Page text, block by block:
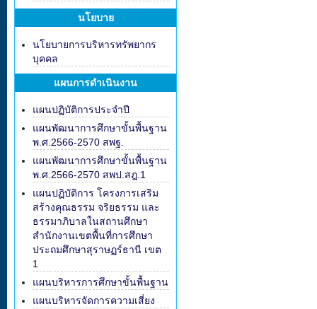
นโยบาย
นโยบายการบริหารทรัพยากร
บุคคล
แผนการดำเนินงาน
แผนปฏิบัติการประจำปี
แผนพัฒนาการศึกษาขั้นพื้นฐาน
พ.ศ.2566-2570 สพฐ.
แผนพัฒนาการศึกษาขั้นพื้นฐาน
พ.ศ.2566-2570 สพป.สฎ.1
แผนปฏิบัติการ โครงการเสริม
สร้างคุณธรรม จริยธรรม และ
ธรรมาภิบาลในสถานศึกษา
สำนักงานเขตพื้นที่การศึกษา
ประถมศึกษาสุราษฏร์ธานี เขต
1
แผนบริหารการศึกษาขั้นพื้นฐาน
แผนบริหารจัดการความเสี่ยง